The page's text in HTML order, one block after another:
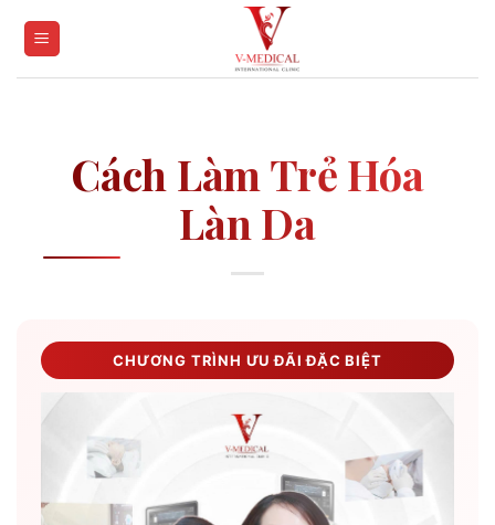
Cách Làm Trẻ Hóa
Làn Da
CHƯƠNG TRÌNH ƯU ĐÃI ĐẶC BIỆT